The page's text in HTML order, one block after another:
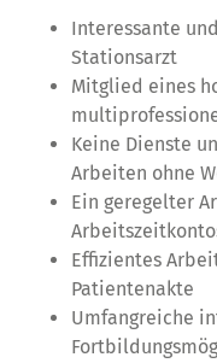
Interessante
Stationsarzt
Mitglied eines
Keine Dienste
Arbeiten ohne
Ein geregelter
Effizientes
Patientenakte
Umfangreiche